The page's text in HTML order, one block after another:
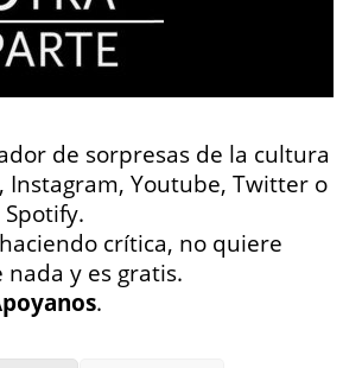
de sorpresas de la cultura
Instagram, Youtube, Twitter o
Spotify.
crítica, no quiere
y es gratis.
.